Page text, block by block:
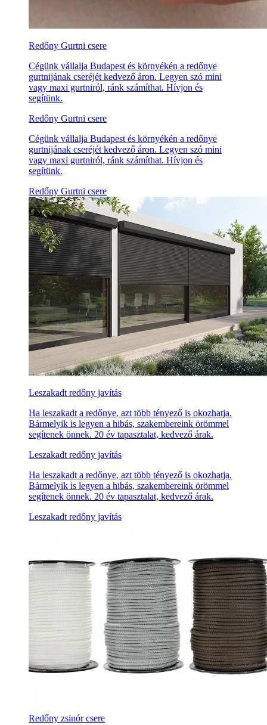
Redőny Gurtni csere
Cégünk vállalja Budapest és környékén a redőnye
gurtnijának cseréjét kedvező áron. Legyen szó mini
vagy maxi gurtniról, ránk számíthat. Hívjon és
segítünk.
Redőny Gurtni csere
Cégünk vállalja Budapest és környékén a redőnye
gurtnijának cseréjét kedvező áron. Legyen szó mini
vagy maxi gurtniról, ránk számíthat. Hívjon és
segítünk.
Redőny Gurtni csere
Leszakadt redőny javítás
Ha leszakadt a redőnye, azt több tényező is okozhatja.
Bármelyik is legyen a hibás, szakembereink örömmel
segítenek önnek. 20 év tapasztalat, kedvező árak.
Leszakadt redőny javítás
Ha leszakadt a redőnye, azt több tényező is okozhatja.
Bármelyik is legyen a hibás, szakembereink örömmel
segítenek önnek. 20 év tapasztalat, kedvező árak.
Leszakadt redőny javítás
Redőny zsinór csere